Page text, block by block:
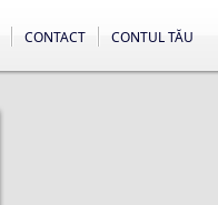
CONTUL TĂU
CONTACT